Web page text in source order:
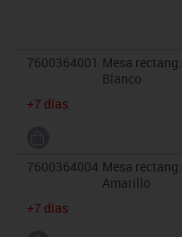
7600364001 Mesa
Blanco
+7 días
7600364004 Mesa
Amarillo
+7 días